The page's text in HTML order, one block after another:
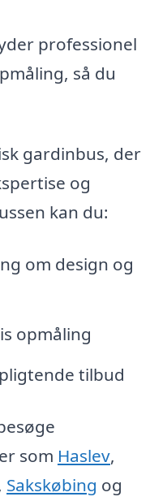
professionel
så du
gardinbus, der
og
kan du:
om design og
opmåling
tilbud
som Haslev,
Sakskøbing og